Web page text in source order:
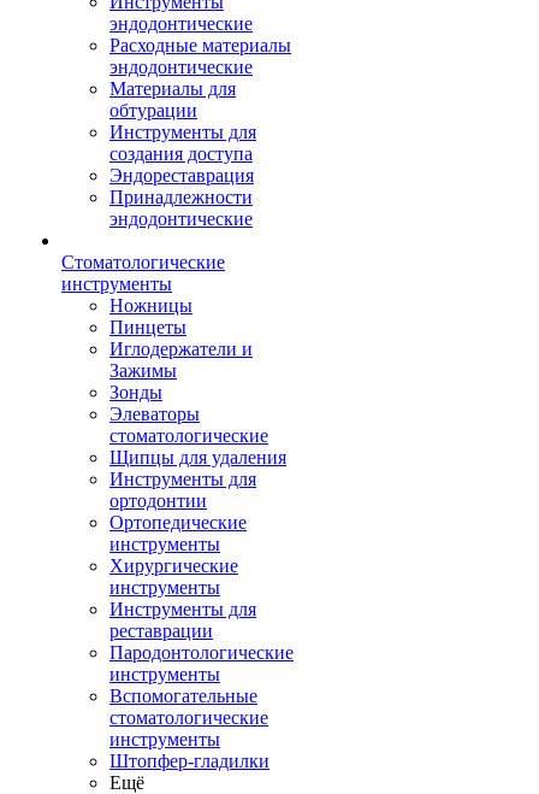
эндодонтические
Расходные материалы
эндодонтические
Материалы для
обтурации
Инструменты для
создания доступа
Эндореставрация
Принадлежности
эндодонтические
Стоматологические
инструменты
Ножницы
Пинцеты
Иглодержатели и
Зажимы
Зонды
Элеваторы
стоматологические
Щипцы для удаления
Инструменты для
ортодонтии
Ортопедические
инструменты
Хирургические
инструменты
Инструменты для
реставрации
Пародонтологические
инструменты
Вспомогательные
стоматологические
инструменты
Штопфер-гладилки
Ещё